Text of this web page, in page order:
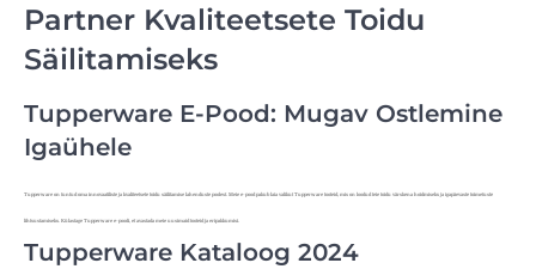
Partner Kvaliteetsete Toidu
Säilitamiseks
Tupperware E-Pood: Mugav Ostlemine
Igaühele
Tupperware on tuntud oma innovaatiliste ja kvaliteetsete toidu säilitamise lahenduste poolest. Meie e-pood pakub laia valikut Tupperware tooteid, mis on loodud teie toidu värskena hoidmiseks ja igapäevaste toimetuste
lihtsustamiseks. Külastage Tupperware e-poodi, et avastada meie uusimaid tooteid ja eripakkumisi.
Tupperware Kataloog 2024